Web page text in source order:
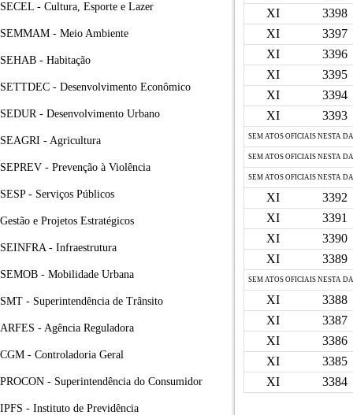
SECEL - Cultura, Esporte e Lazer
SEMMAM - Meio Ambiente
SEHAB - Habitação
SETTDEC - Desenvolvimento Econômico
SEDUR - Desenvolvimento Urbano
SEAGRI - Agricultura
SEPREV - Prevenção à Violência
SESP - Serviços Públicos
Gestão e Projetos Estratégicos
SEINFRA - Infraestrutura
SEMOB - Mobilidade Urbana
SMT - Superintendência de Trânsito
ARFES - Agência Reguladora
CGM - Controladoria Geral
PROCON - Superintendência do Consumidor
IPFS - Instituto de Previdência
XI
3398
XI
3397
XI
3396
XI
3395
XI
3394
XI
3393
SEM ATOS OFICIAIS NESTA
SEM ATOS OFICIAIS NESTA
SEM ATOS OFICIAIS NESTA
XI
3392
XI
3391
XI
3390
XI
3389
SEM ATOS OFICIAIS NESTA
XI
3388
XI
3387
XI
3386
XI
3385
XI
3384